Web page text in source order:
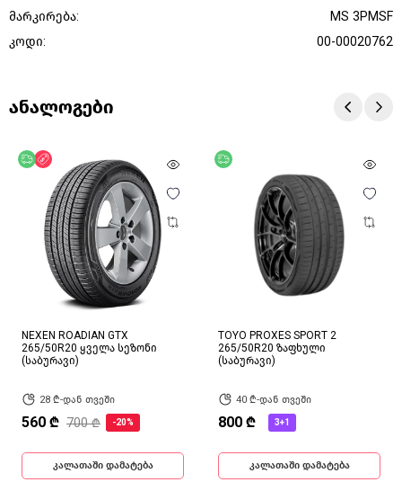
მარკირება:
MS 3PMSF
კოდი:
00-00020762
ანალოგები
უფასო მიწოდება
ფასდაკლება
NEXEN ROADIAN GTX
265/50R20 ყველა სეზონი
(საბურავი)
28 ₾-დან თვეში
560 ₾ 700 ₾ -20%
კალათაში დამატება
TOYO PROXES SPORT 2
265/50R20 ზაფხული
(საბურავი)
40 ₾-დან თვეში
800 ₾ 3+1
კალათაში დამატება